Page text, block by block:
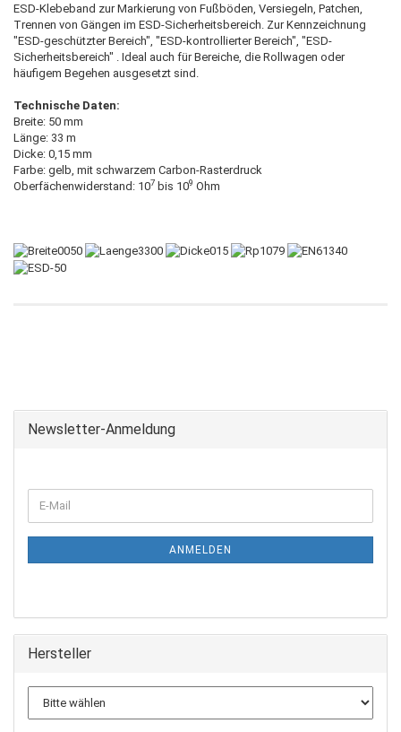
ESD-Klebeband zur Markierung von Fußböden, Versiegeln, Patchen,
Trennen von Gängen im ESD-Sicherheitsbereich. Zur Kennzeichnung
"ESD-geschützter Bereich", "ESD-kontrollierter Bereich", "ESD-
Sicherheitsbereich" . Ideal auch für Bereiche, die Rollwagen oder
häufigem Begehen ausgesetzt sind.
Technische Daten:
Breite: 50 mm
Länge: 33 m
Dicke: 0,15 mm
Farbe: gelb, mit schwarzem Carbon-Rasterdruck
Oberfächenwiderstand: 107 bis 109 Ohm
Newsletter-Anmeldung
ANMELDEN
Hersteller